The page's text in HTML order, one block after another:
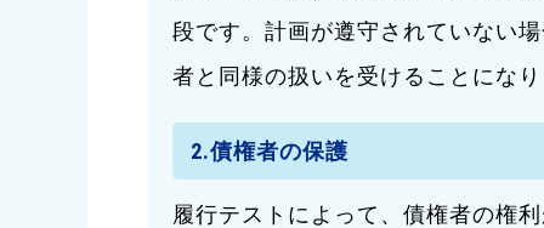
段です。計画が遵守されていない
者と同様の扱いを受けることにな
2.債権者の保護
履行テストによって、債権者の権